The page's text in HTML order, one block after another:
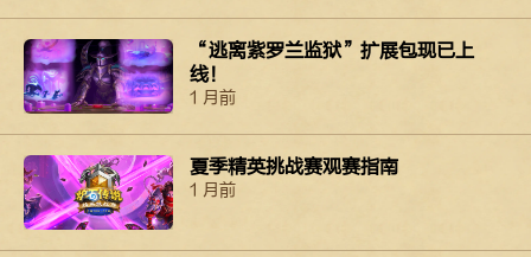
“逃离紫罗兰监狱”扩展包现已上
线！
1 月前
夏季精英挑战赛观赛指南
1 月前